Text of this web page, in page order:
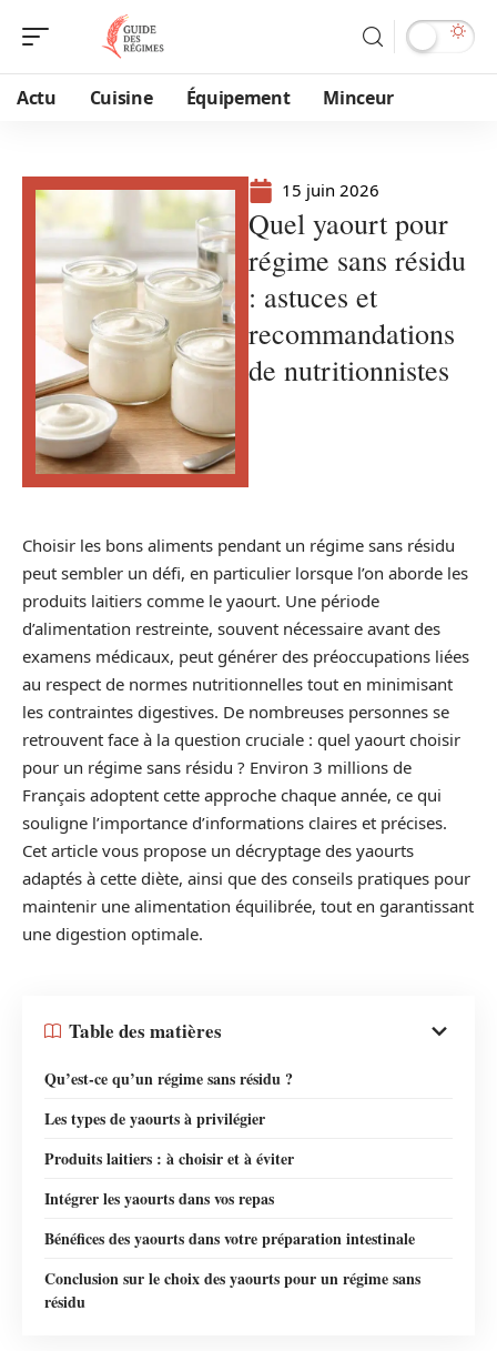
Actu Cuisine Équipement Minceur
15 juin 2026
Quel yaourt pour
régime sans résidu
: astuces et
recommandations
de nutritionnistes
Choisir les bons aliments pendant un régime sans résidu
peut sembler un défi, en particulier lorsque l’on aborde les
produits laitiers comme le yaourt. Une période
d’alimentation restreinte, souvent nécessaire avant des
examens médicaux, peut générer des préoccupations liées
au respect de normes nutritionnelles tout en minimisant
les contraintes digestives. De nombreuses personnes se
retrouvent face à la question cruciale : quel yaourt choisir
pour un régime sans résidu ? Environ 3 millions de
Français adoptent cette approche chaque année, ce qui
souligne l’importance d’informations claires et précises.
Cet article vous propose un décryptage des yaourts
adaptés à cette diète, ainsi que des conseils pratiques pour
maintenir une alimentation équilibrée, tout en garantissant
une digestion optimale.
Table des matières
Qu’est-ce qu’un régime sans résidu ?
Les types de yaourts à privilégier
Produits laitiers : à choisir et à éviter
Intégrer les yaourts dans vos repas
Bénéfices des yaourts dans votre préparation intestinale
Conclusion sur le choix des yaourts pour un régime sans
résidu